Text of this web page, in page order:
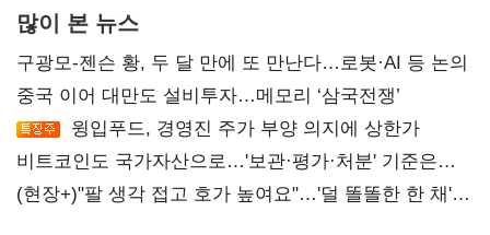
많이 본 뉴스
구광모-젠슨 황, 두 달 만에 또 만난다…로봇·AI 등 논의
중국 이어 대만도 설비투자…메모리 ‘삼국전쟁’
윙입푸드, 경영진 주가 부양 의지에 상한가
비트코인도 국가자산으로…'보관·평가·처분' 기준은
숙제
(현장+)"팔 생각 접고 호가 높여요"…'덜 똘똘한 한 채'